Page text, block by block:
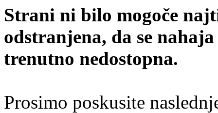
Strani ni bilo mogoče
odstranjena, da se
trenutno nedostopna.
Prosimo poskusite